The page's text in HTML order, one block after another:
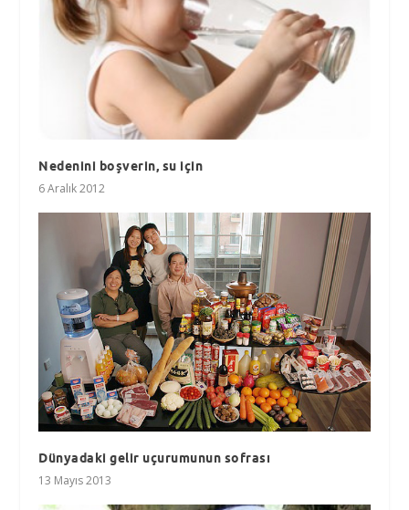
Nedenini boşverin, su için
6 Aralık 2012
Dünyadaki gelir uçurumunun sofrası
13 Mayıs 2013